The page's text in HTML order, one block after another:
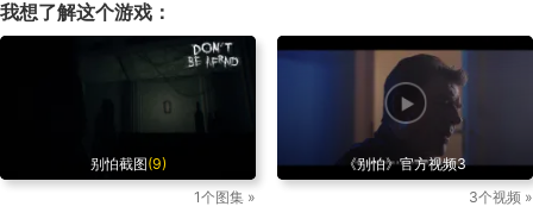
我想了解这个游戏：
别怕截图(9)
1个图集 »
《别怕》官方视频3
3个视频 »